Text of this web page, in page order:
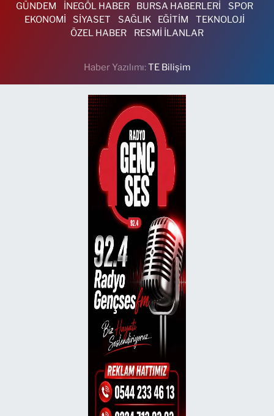
GÜNDEM İNEGÖL HABER BURSA HABERLERİ
SPOR
EKONOMİ
SİYASET SAĞLIK EĞİTİM
TEKNOLOJİ
ÖZEL HABER
RESMİ İLANLAR
Haber Yazılımı:TE Bilişim